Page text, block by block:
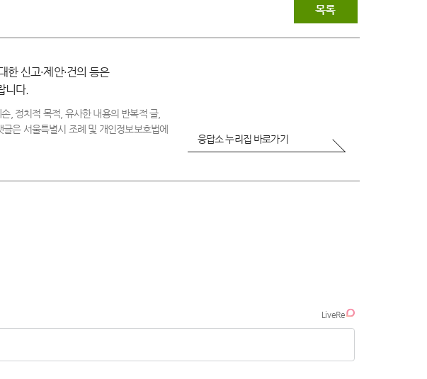
목록
한 신고·제안·건의 등은
니다.
, 정치적 목적, 유사한 내용의 반복적 글,
은 서울특별시 조례 및 개인정보보호법에
응답소 누리집 바로가기